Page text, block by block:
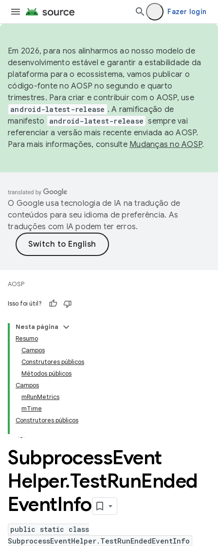
Fazer login
Em 2026, para nos alinharmos ao nosso modelo de
desenvolvimento estável e garantir a estabilidade da
plataforma para o ecossistema, vamos publicar o
código-fonte no AOSP no segundo e quarto
trimestres. Para criar e contribuir com o AOSP, use
android-latest-release . A ramificação de
manifesto
android-latest-release sempre vai
referenciar a versão mais recente enviada ao AOSP.
Para mais informações, consulte Mudanças no AOSP.
O Google usa tecnologia de IA na tradução de
conteúdos para seu idioma de preferência. As
traduções com IA podem ter erros.
AOSP
Isso foi útil?
Nesta página
Resumo
Campos
Construtores públicos
Métodos públicos
Campos
mRunMetrics
mTime
Construtores públicos
SubprocessEvent
Helper.TestRunEnded
EventInfo
public static class
SubprocessEventHelper.TestRunEndedEventInfo